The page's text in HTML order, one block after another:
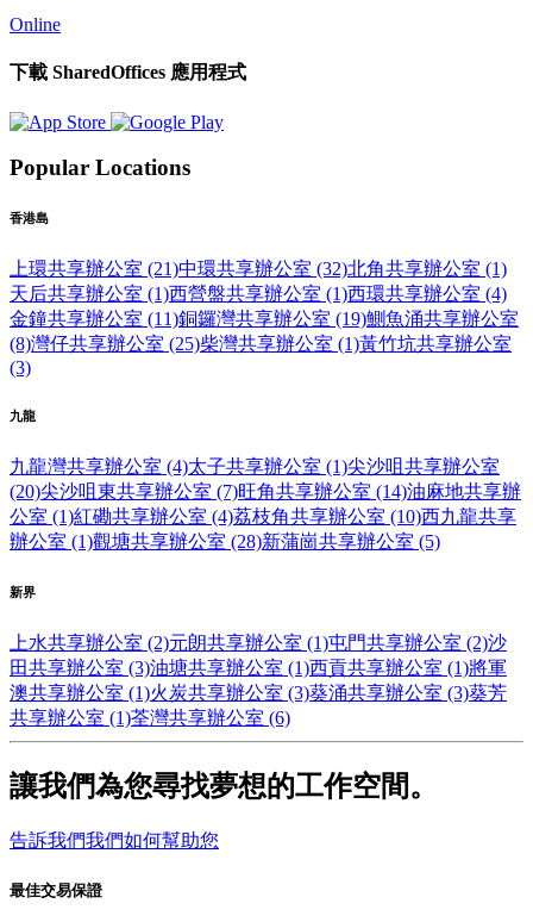
Online
下載 SharedOffices 應用程式
Popular Locations
香港島
上環共享辦公室 (21)中環共享辦公室 (32)北角共享辦公室 (1)
天后共享辦公室 (1)西營盤共享辦公室 (1)西環共享辦公室 (4)
金鐘共享辦公室 (11)銅鑼灣共享辦公室 (19)鰂魚涌共享辦公室
(8)灣仔共享辦公室 (25)柴灣共享辦公室 (1)黃竹坑共享辦公室
(3)
九龍
九龍灣共享辦公室 (4)太子共享辦公室 (1)尖沙咀共享辦公室
(20)尖沙咀東共享辦公室 (7)旺角共享辦公室 (14)油麻地共享辦
公室 (1)紅磡共享辦公室 (4)荔枝角共享辦公室 (10)西九龍共享
辦公室 (1)觀塘共享辦公室 (28)新蒲崗共享辦公室 (5)
新界
上水共享辦公室 (2)元朗共享辦公室 (1)屯門共享辦公室 (2)沙
田共享辦公室 (3)油塘共享辦公室 (1)西貢共享辦公室 (1)將軍
澳共享辦公室 (1)火炭共享辦公室 (3)葵涌共享辦公室 (3)葵芳
共享辦公室 (1)荃灣共享辦公室 (6)
讓我們為您尋找夢想的工作空間。
告訴我們我們如何幫助您
最佳交易保證